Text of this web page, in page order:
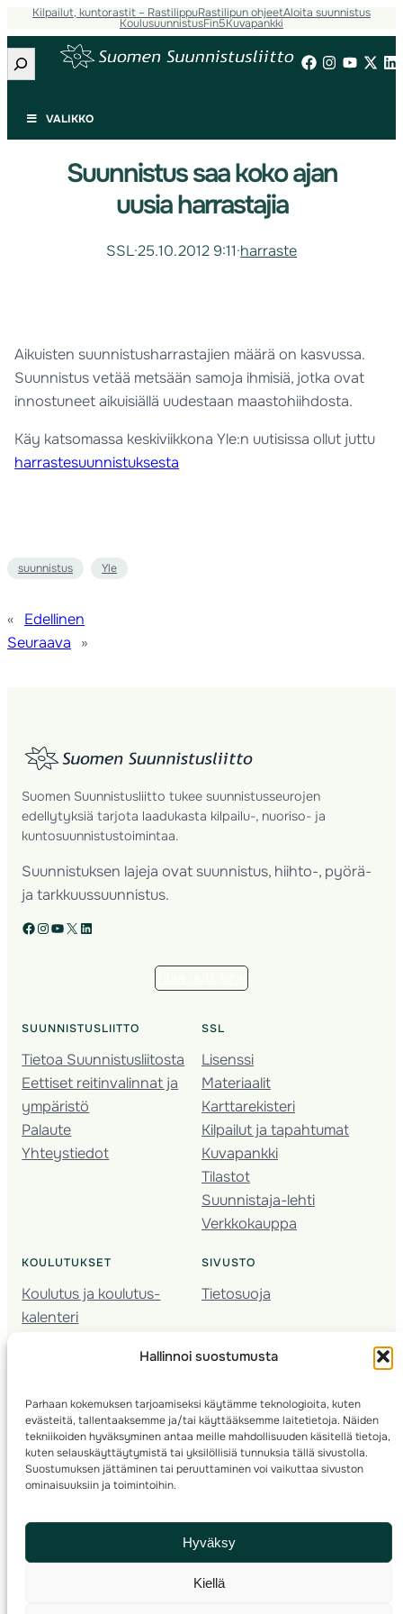
Hallinnoi suostumusta
Parhaan kokemuksen tarjoamiseksi käytämme teknologioita, kuten
evästeitä, tallentaaksemme ja/tai käyttääksemme laitetietoja. Näiden
tekniikoiden hyväksyminen antaa meille mahdollisuuden käsitellä tietoja,
kuten selauskäyttäytymistä tai yksilöllisiä tunnuksia tällä sivustolla.
Suostumuksen jättäminen tai peruuttaminen voi vaikuttaa sivuston
ominaisuuksiin ja toimintoihin.
Hyväksy
Kiellä
Kilpailut, kuntorastit – RastilippuRastilipun ohjeetAloita suunnistus
KoulusuunnistusFin5Kuvapankki
Etsi
VALIKKO
Suunnistus saa koko ajan
uusia harrastajia
SSL·25.10.2012 9:11·harraste
Aikuisten suunnistusharrastajien määrä on kasvussa.
Suunnistus vetää metsään samoja ihmisiä, jotka ovat
innostuneet aikuisiällä uudestaan maastohiihdosta.
Käy katsomassa keskiviikkona Yle:n uutisissa ollut juttu
harrastesuunnistuksesta
suunnistus Yle
«
Edellinen
Seuraava
»
Suomen Suunnistusliitto tukee suunnistusseurojen
edellytyksiä tarjota laadukasta kilpailu-, nuoriso- ja
kuntosuunnistustoimintaa.
Suunnistuksen lajeja ovat suunnistus, hiihto-, pyörä-
ja tarkkuussuunnistus.
Facebook Instagram YouTube X LinkedIn
SUUNNISTUSLIITTO
Tietoa Suunnistusliitosta
Eettiset reitinvalinnat ja
ympäristö
Palaute
Yhteystiedot
SSL
Lisenssi
Materiaalit
Karttarekisteri
Kilpailut ja tapahtumat
Kuvapankki
Tilastot
Suunnistaja-lehti
Verkkokauppa
KOULUTUKSET
Koulutus ja koulutus­
kalenteri
Seura­kehittäminen
Kartoitus
Ratamestari
SIVUSTO
Tietosuoja
© 2025 ·Suomen Suunnistusliitto· Valimotie 10, 00380 Helsinki, Finland
info(a)suunnistusliitto.fi,Rastilipun asiat: rastilippu(a)suunnistusliitto.fi
Kilpailut ja kuntorastit – Rastilippu:::Rastilipun ohjeet